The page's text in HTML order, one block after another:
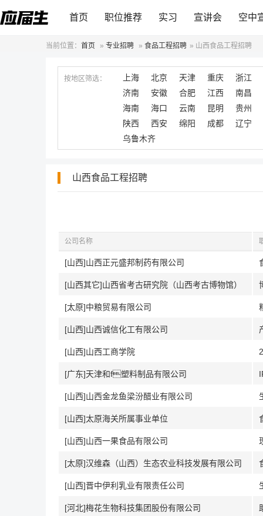
首页 职位推荐 实习 宣讲会 空中
当前位置： 首页 » 专业招聘 » 食品工程招聘 » 山西食品工程招聘
按地区筛选： 上海 北京 天津 重庆
浙江
济南
安徽 合肥 江西
南昌
海南
海口 云南 昆明
贵州
陕西
西安 绵阳 成都
辽宁
乌鲁木齐
山西食品工程招聘
公司名称
[山西]山西正元盛邦制药有限公司
[山西其它]山西省考古研究院（山西考古博物馆）
[太原]中粮贸易有限公司
[山西]山西诚信化工有限公司
[山西]山西工商学院
[广东]天津和f塑料制品有限公司
[山西]山西金龙鱼梁汾醋业有限公司
[山西]太原海关所属事业单位
[山西]山西一果食品有限公司
[太原]汉维森（山西）生态农业科技发展有限公司
[山西]晋中伊利乳业有限责任公司
[河北]梅花生物科技集团股份有限公司